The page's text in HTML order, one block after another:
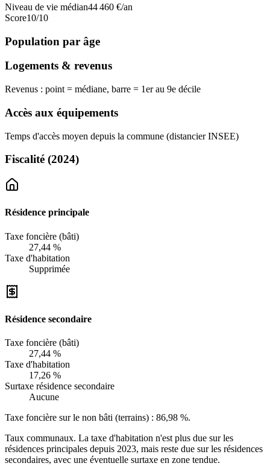
Niveau de vie médian44 460 €/an
Score10/10
Population par âge
Logements & revenus
Revenus : point = médiane, barre = 1er au 9e décile
Accès aux équipements
Temps d'accès moyen depuis la commune (distancier INSEE)
Fiscalité (2024)
Résidence principale
Taxe foncière (bâti)
27,44 %
Taxe d'habitation
Supprimée
Résidence secondaire
Taxe foncière (bâti)
27,44 %
Taxe d'habitation
17,26 %
Surtaxe résidence secondaire
Aucune
Taxe foncière sur le non bâti (terrains) : 86,98 %.
Taux communaux. La taxe d'habitation n'est plus due sur les
résidences principales depuis 2023, mais reste due sur les résidences
secondaires, avec une éventuelle surtaxe en zone tendue.